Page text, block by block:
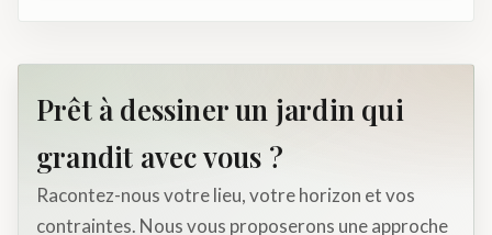
Prêt à dessiner un jardin qui
grandit avec vous ?
Racontez-nous votre lieu, votre horizon et vos
contraintes. Nous vous proposerons une approche